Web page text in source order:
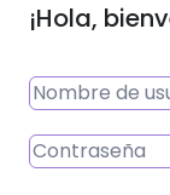
¡Hola,